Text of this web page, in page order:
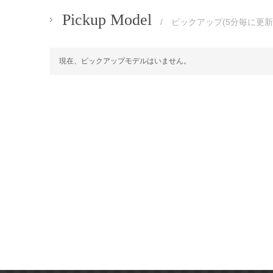
Pickup Model / ピックアップ(5分毎に更
現在、ピックアップモデルはいません。